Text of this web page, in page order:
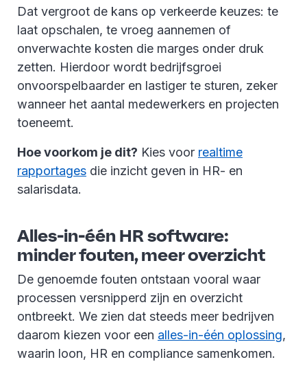
Dat vergroot de kans op verkeerde keuzes: te
laat opschalen, te vroeg aannemen of
onverwachte kosten die marges onder druk
zetten. Hierdoor wordt bedrijfsgroei
onvoorspelbaarder en lastiger te sturen, zeker
wanneer het aantal medewerkers en projecten
toeneemt.
Hoe voorkom je dit? Kies voor realtime
rapportages die inzicht geven in HR- en
salarisdata.
Alles-in-één HR software:
minder fouten, meer overzicht
De genoemde fouten ontstaan vooral waar
processen versnipperd zijn en overzicht
ontbreekt. We zien dat steeds meer bedrijven
daarom kiezen voor een alles-in-één oplossing,
waarin loon, HR en compliance samenkomen.